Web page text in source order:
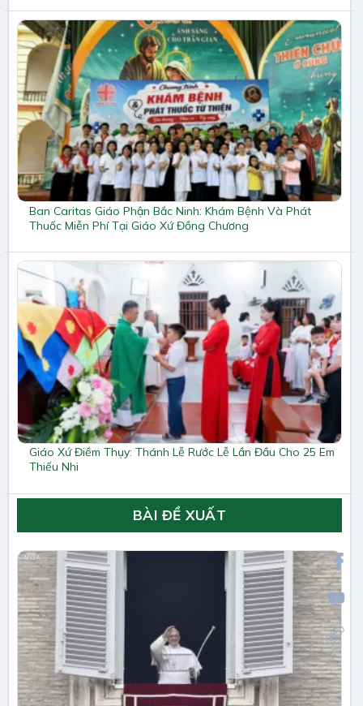
Ban Caritas Giáo Phận Bắc Ninh: Khám Bệnh Và Phát
Thuốc Miễn Phí Tại Giáo Xứ Đồng Chương
Giáo Xứ Điềm Thụy: Thánh Lễ Rước Lễ Lần Đầu Cho 25 Em
Thiếu Nhi
BÀI ĐỀ XUẤT